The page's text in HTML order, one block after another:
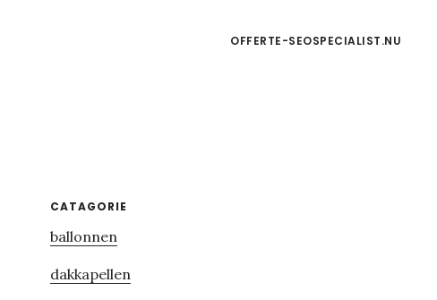
OFFERTE-SEOSPECIALIST.NU
Primary
Sidebar
CATAGORIE
ballonnen
dakkapellen